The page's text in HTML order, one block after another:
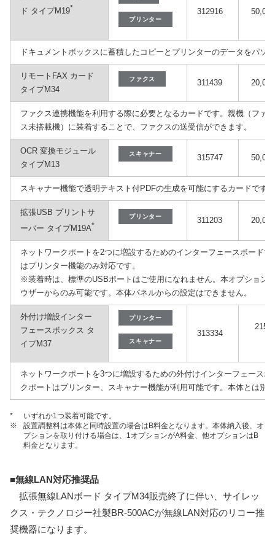
ド タイプM19*
プリンター
312916
ドキュメントボックスに蓄積したコピーとプリンターのデータをパソ
リモートFAX カード
タイプM34
ファクス 311439
ファクス連携機能を利用する際に必要となるカードです。親機（ファ
ス未搭載機）に装着することで、ファクスの送受信ができます。
OCR 変換モジュール
タイプM13
スキャナー 315747
スキャナー機能で透明テキスト付PDFの生成を可能にするカードです。
拡張USB プリントサ
ーバー タイプM19A*
プリンター 311203
ネットワークポートを2つに増設するためのインターフェースボード
はプリンター機能のみ対応です。
※装着時は、標準のUSBポートはご使用になれません。本オプション
ウザーからのみ可能です。本体パネルからの設定はできません。
外付け増設インター
フェースボックス タ
イプM37
プリンター
スキャナー
313334
ネットワークポートを3つに増設するための外付けインターフェース
クポートはプリンター、スキャナー機能が利用可能です。本体とは別
*
いずれか1つ装着可能です。
※
設置調整料は本体と同時設置の場合はB料金となります。本体納入後、オ
プションを取り付ける場合は、1オプションがA料金、他オプションはB
料金となります。
■無線LAN対応推奨品
拡張無線LANボード タイプM34販売終了に伴い、サイレッ
クス・テクノロジー社製BR-500ACが無線LAN対応のリコー推
奨機器になります。